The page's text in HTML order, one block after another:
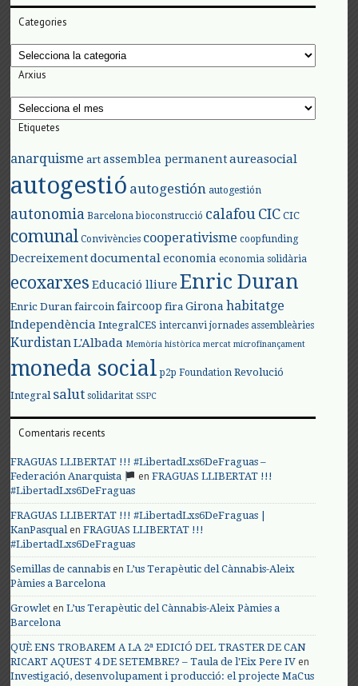
Categories
Categories
Arxius
Arxius
Etiquetes
anarquisme art assemblea permanent aureasocial
autogestió autogestión autogestión
autonomia Barcelona bioconstrucció calafouCIC CIC
comunal Convivències cooperativisme coopfunding
Decreixement documental economia economia solidària
ecoxarxes Educació lliure Enric Duran
Enric Duran faircoin faircoop fira Girona habitatge
Independència IntegralCES intercanvi jornades assembleàries
KurdistanL'Albada Memòria històrica mercat microfinançament
moneda social p2p Foundation Revolució
Integral salut solidaritat SSPC
Comentaris recents
FRAGUAS LLIBERTAT !!! #LibertadLxs6DeFraguas –
Federación Anarquista
enFRAGUAS LLIBERTAT !!!
#LibertadLxs6DeFraguas
FRAGUAS LLIBERTAT !!! #LibertadLxs6DeFraguas |
KanPasqualenFRAGUAS LLIBERTAT !!!
#LibertadLxs6DeFraguas
Semillas de cannabis enL’us Terapèutic del Cànnabis-Aleix
Pàmies a Barcelona
Growlet enL’us Terapèutic del Cànnabis-Aleix Pàmies a
Barcelona
QUÈ ENS TROBAREM A LA 2ª EDICIÓ DEL TRASTER DE CAN
RICART AQUEST 4 DE SETEMBRE? – Taula de l'Eix Pere IV en
Investigació, desenvolupament i producció: el projecte MaCus